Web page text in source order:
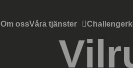
Om ossVåra tjänster